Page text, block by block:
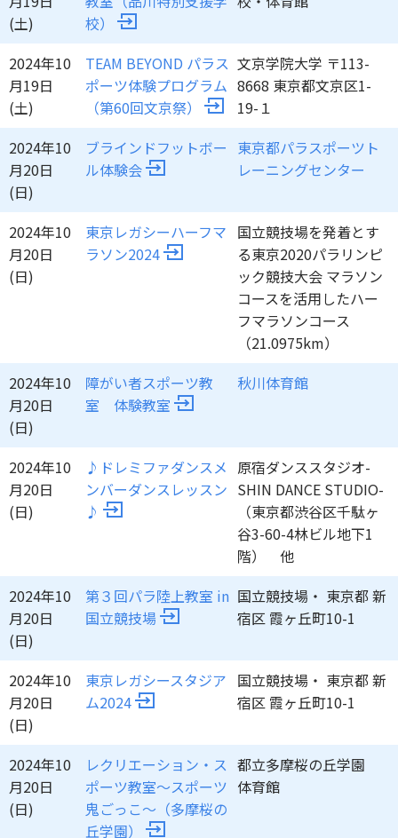
(土)
校）
2024年10
月19日
(土)
TEAM BEYOND パラス
ポーツ体験プログラム
（第60回文京祭）
文京学院大学 〒113-
8668 東京都文京区1-
19-１
2024年10
月20日
(日)
ブラインドフットボー
ル体験会
東京都パラスポーツト
レーニングセンター
2024年10
月20日
(日)
東京レガシーハーフマ
ラソン2024
国立競技場を発着とす
る東京2020パラリンピ
ック競技大会 マラソン
コースを活用したハー
フマラソンコース
（21.0975km）
2024年10
月20日
(日)
障がい者スポーツ教
室 体験教室
秋川体育館
2024年10
月20日
(日)
♪ドレミファダンスメ
ンバーダンスレッスン
♪
原宿ダンススタジオ-
SHIN DANCE STUDIO-
（東京都渋谷区千駄ヶ
谷3-60-4林ビル地下1
階） 他
2024年10
月20日
(日)
第３回パラ陸上教室 in
国立競技場
国立競技場・ 東京都 新
宿区 霞ヶ丘町10-1
2024年10
月20日
(日)
東京レガシースタジア
ム2024
国立競技場・ 東京都 新
宿区 霞ヶ丘町10-1
2024年10
月20日
(日)
レクリエーション・ス
ポーツ教室～スポーツ
鬼ごっこ～（多摩桜の
丘学園）
都立多摩桜の丘学園
体育館